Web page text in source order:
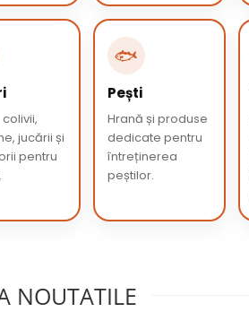
jucării și
pentru
🐟
Pești
Hrană și produse
dedicate pentru
întreținerea
peștilor.
NOUTATILE